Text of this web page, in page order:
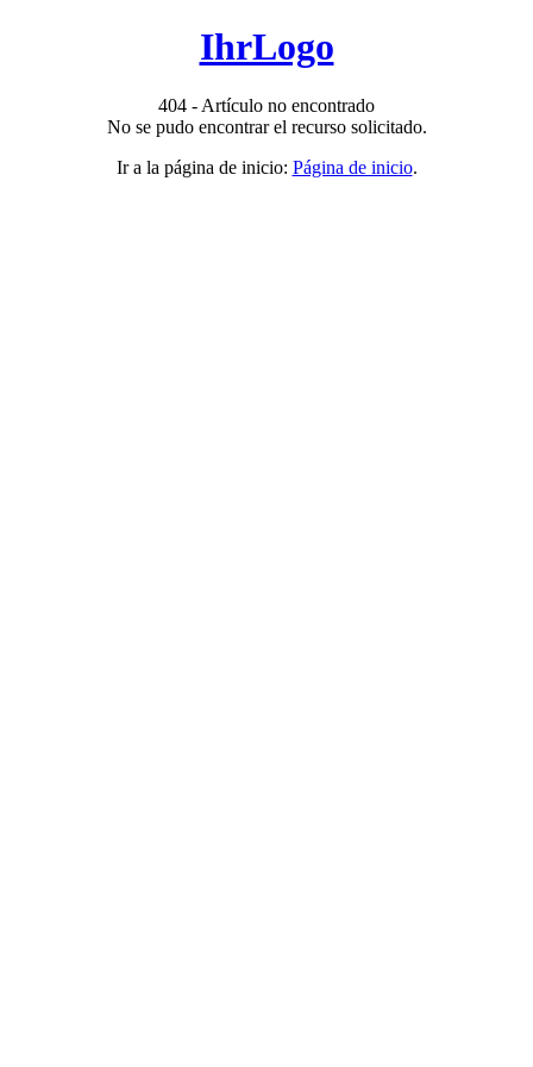
IhrLogo
404 - Artículo no encontrado
No se pudo encontrar el recurso solicitado.
Ir a la página de inicio: Página de inicio.